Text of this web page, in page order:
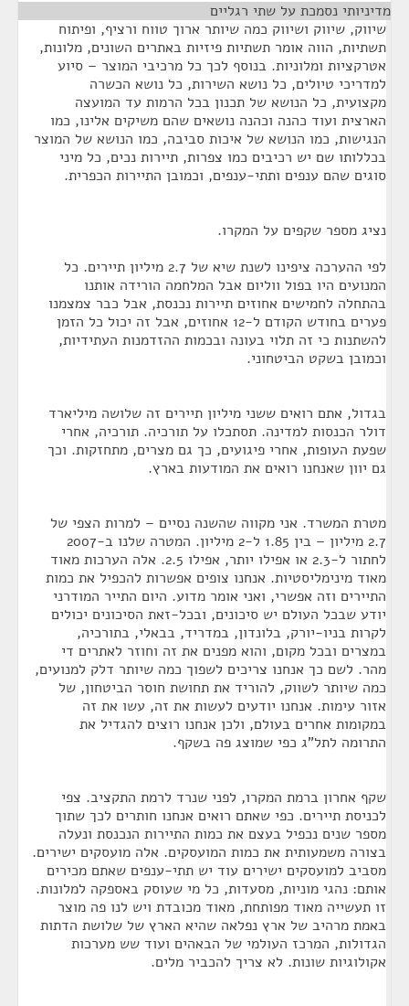
מדיניותי נסמכת על שתי רגליים
שיווק, שיווק ושיווק כמה שיותר ארוך טווח ורציף, ופיתוח
תשתיות, הווה אומר תשתיות פיזיות באתרים השונים, מלונות,
אטרקציות ומלוניות. בנוסף לכך כל מרכיבי המוצר – סיוע
למדריכי טיולים, כל נושא השירות, כל נושא הכשרה
מקצועית, כל הנושא של תכנון בכל הרמות עד המועצה
הארצית ועוד כהנה וכהנה נושאים שהם משיקים אלינו, כמו
הנגישות, כמו הנושא של איכות סביבה, כמו הנושא של המוצר
בכללותו שם יש רכיבים כמו צפרות, תיירות נכים, כל מיני
סוגים שהם ענפים ותתי-ענפים, וכמובן התיירות הכפרית.
נציג מספר שקפים על המקרו.
לפי ההערכה ציפינו לשנת שיא של 2.7 מיליון תיירים. כל
המנועים היו בפול ווליום אבל המלחמה הורידה אותנו
בהתחלה לחמישים אחוזים תיירות נכנסת, אבל כבר צמצמנו
פערים בחודש הקודם ל-12 אחוזים, אבל זה יכול כל הזמן
להשתנות כי זה תלוי בעונה ובכמות ההזדמנות העתידיות,
וכמובן בשקט הביטחוני.
בגדול, אתם רואים ששני מיליון תיירים זה שלושה מיליארד
דולר הכנסות למדינה. תסתכלו על תורכיה. תורכיה, אחרי
שפעת העופות, אחרי פיגועים, כך גם מצרים, מתחזקות. וכך
גם יוון שאנחנו רואים את המודעות בארץ.
מטרת המשרד. אני מקווה שהשנה נסיים – למרות הצפי של
2.7 מיליון – בין 1.85 ל-2 מיליון. המטרה שלנו ב-2007
לחתור ל-2.3 או אפילו יותר, אפילו 2.5. אלה הערכות מאוד
מאוד מינימליסטיות. אנחנו צופים אפשרות להכפיל את כמות
התיירים וזה אפשרי, ואני אומר מדוע. היום התייר המודרני
יודע שבכל העולם יש סיכונים, ובכל-זאת הסיכונים יכולים
לקרות בניו-יורק, בלונדון, במדריד, בבאלי, בתורכיה,
במצרים ובכל מקום, והוא מפנים את זה וחוזר לאתרים די
מהר. לשם כך אנחנו צריכים לשפוך כמה שיותר דלק למנועים,
כמה שיותר לשווק, להוריד את תחושת חוסר הביטחון, של
אזור עימות. אנחנו יודעים לעשות את זה, עשו את זה
במקומות אחרים בעולם, ולכן אנחנו רוצים להגדיל את
התרומה לתל"ג כפי שמוצג פה בשקף.
שקף אחרון ברמת המקרו, לפני שנרד לרמת התקציב. צפי
לכניסת תיירים. כפי שאתם רואים אנחנו חותרים לכך שתוך
מספר שנים נכפיל בעצם את כמות התיירות הנכנסת ונעלה
בצורה משמעותית את כמות המועסקים. אלה מועסקים ישירים.
מסביב למועסקים ישירים עוד יש תתי-ענפים שאתם מכירים
אותם: נהגי מוניות, מסעדות, כל מי שעוסק באספקה למלונות.
זו תעשייה מאוד מפותחת, מאוד מכובדת ויש לנו פה מוצר
באמת מרהיב של ארץ נפלאה שהיא הארץ של שלושת הדתות
הגדולות, המרכז העולמי של הבאהים ועוד שש מערכות
אקולוגיות שונות. לא צריך להכביר מלים.